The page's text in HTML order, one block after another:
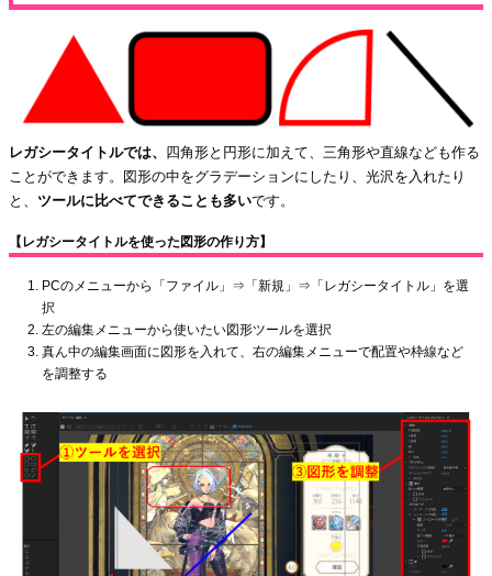
レガシータイトルでは、 四角形と円形に加えて、三角形や直線なども作る
ことができます。図形の中をグラデーションにしたり、光沢を入れたり
と、 ツールに比べてできることも多いです。
【レガシータイトルを使った図形の作り方】
PCのメニューから「ファイル」⇒「新規」⇒「レガシータイトル」を選
択
左の編集メニューから使いたい図形ツールを選択
真ん中の編集画面に図形を入れて、右の編集メニューで配置や枠線など
を調整する